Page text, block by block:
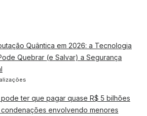
Quântica em 2026: a Tecnologia
Quebrar (e Salvar) a Segurança
ter que pagar quase R$ 5 bilhões
envolvendo menores